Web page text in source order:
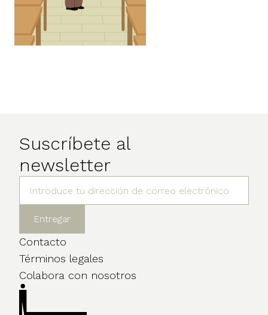
Suscríbete al
newsletter
Contacto
Términos legales
Colabora con nosotros